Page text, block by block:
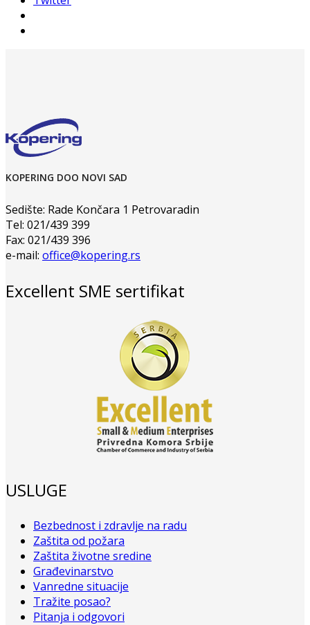
KOPERING DOO NOVI SAD
Sedište: Rade Končara 1 Petrovaradin
Tel: 021/439 399
Fax: 021/439 396
e-mail: office@kopering.rs
Excellent SME sertifikat
USLUGE
Bezbednost i zdravlje na radu
Zaštita od požara
Zaštita životne sredine
Građevinarstvo
Vanredne situacije
Tražite posao?
Pitanja i odgovori